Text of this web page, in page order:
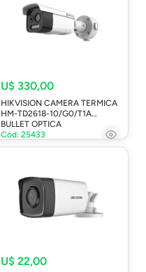
U$ 330,00
HIKVISION CAMERA TERMICA
HM-TD2618-10/G0/T1A
BULLET OPTICA
Cód: 25433
U$ 22,00